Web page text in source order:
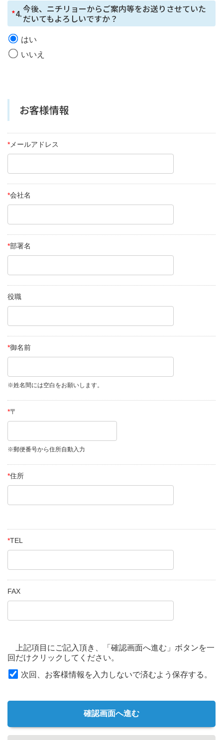
す。
*4.今後、ニチリョーからご案内等をお送りさせていた
だいてもよろしいですか？
はい
いいえ
お客様情報
* メールアドレス
*会社名
*部署名
役職
*御名前
※姓名間には空白をお願いします。
*〒
※郵便番号から住所自動入力
*住所
*TEL
FAX
上記項目にご記入頂き、「確認画面へ進む」ボタンを一
回だけクリックしてください。
次回、お客様情報を入力しないで済むよう保存する。
確認画面へ進む